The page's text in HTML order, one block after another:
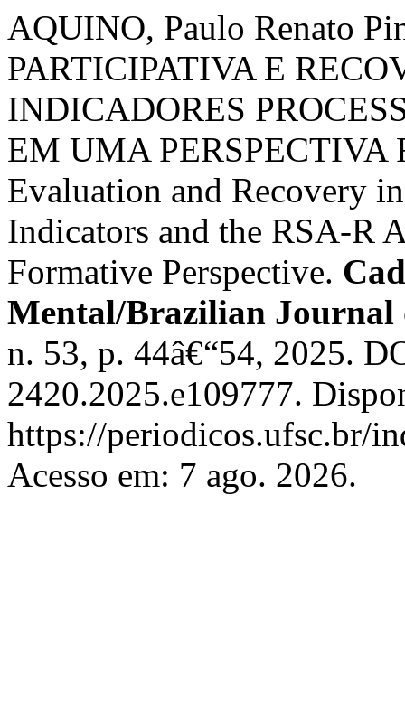
AQUINO, Paulo Renato
PARTICIPATIVA E
INDICADORES
EM UMA PERSPECTIVA
Evaluation and Recovery
Indicators and the RSA-R
Formative Perspective.
Mental/Brazilian Journal
n. 53, p. 44â€“54, 2025.
2420.2025.e109777.
https://periodicos.ufsc.br/
Acesso em: 7 ago. 2026.